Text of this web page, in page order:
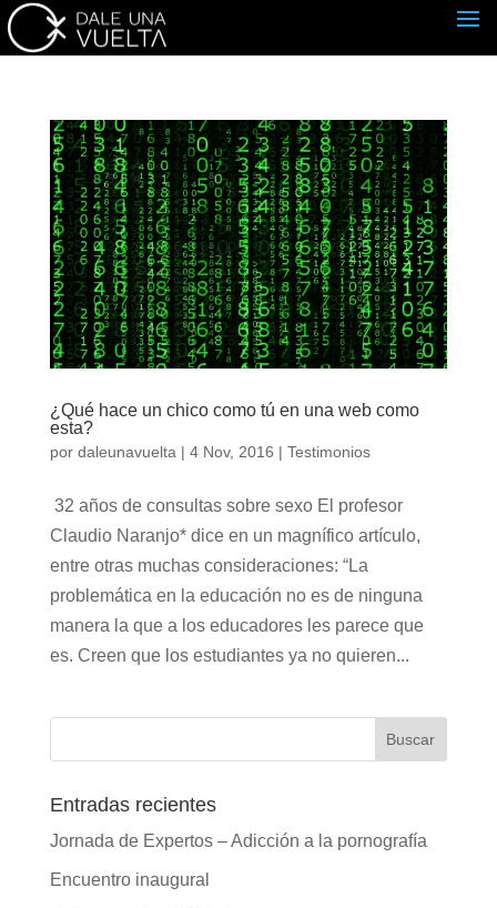
¿Qué hace un chico como tú en una web como
esta?
por daleunavuelta| 4 Nov, 2016 | Testimonios
32 años de consultas sobre sexo El profesor
Claudio Naranjo* dice en un magnífico artículo,
entre otras muchas consideraciones: “La
problemática en la educación no es de ninguna
manera la que a los educadores les parece que
es. Creen que los estudiantes ya no quieren...
Entradas recientes
Jornada de Expertos – Adicción a la pornografía
Encuentro inaugural